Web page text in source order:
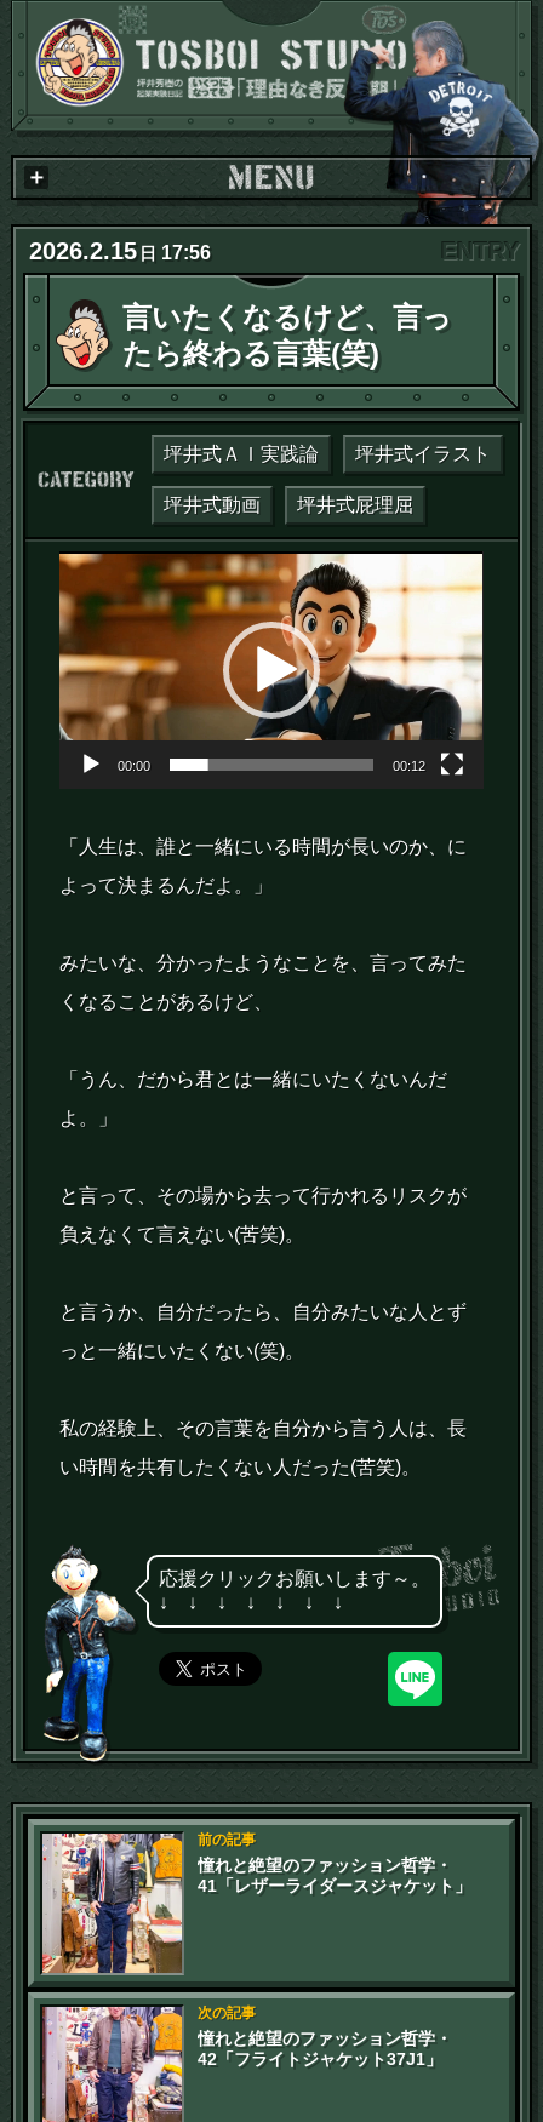
2026.2.15 日 17:56
言いたくなるけど、言っ
たら終わる言葉(笑)
カテゴリー：
坪井式ＡＩ実践論 坪井式イラスト
坪井式動画 坪井式屁理屈
動
画
レ
ー
00:00 00:12
「人生は、誰と一緒にいる時間が長いのか、に
よって決まるんだよ。」
みたいな、分かったようなことを、言ってみた
くなることがあるけど、
「うん、だから君とは一緒にいたくないんだ
よ。」
と言って、その場から去って行かれるリスクが
負えなくて言えない(苦笑)。
と言うか、自分だったら、自分みたいな人とず
っと一緒にいたくない(笑)。
私の経験上、その言葉を自分から言う人は、長
い時間を共有したくない人だった(苦笑)。
応援クリックお願いします～。
↓ ↓ ↓ ↓ ↓ ↓ ↓
前の記事
憧れと絶望のファッション哲学・
41「レザーライダースジャケット」
次の記事
憧れと絶望のファッション哲学・
42「フライトジャケット37J1」